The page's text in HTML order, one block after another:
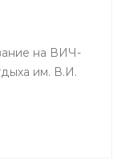
на ВИЧ-
им. В.И.